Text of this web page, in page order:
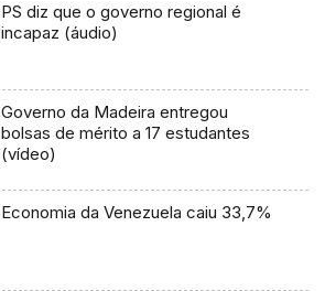
PS diz que o governo regional é
incapaz (áudio)
Governo da Madeira entregou
bolsas de mérito a 17 estudantes
(vídeo)
Economia da Venezuela caiu 33,7%